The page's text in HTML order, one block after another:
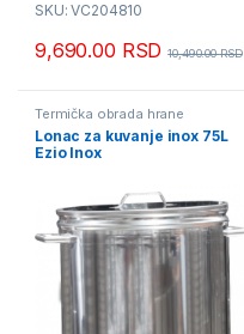
SKU: VC204810
9,690.00 RSD 10,490.00RSD
Termička obrada hrane
Lonac za kuvanje inox 75L
Ezio Inox